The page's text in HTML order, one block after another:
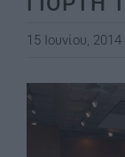
15 Ιουνίου, 2014
View
Larger